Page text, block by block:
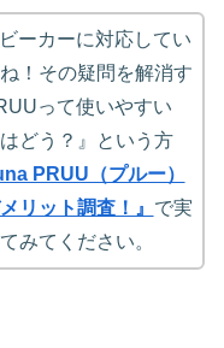
ーカーに対応してい
！その疑問を解消す
って使いやすい
どう？』という方
PRUU（プルー）
リット調査！』 で実
みてください。